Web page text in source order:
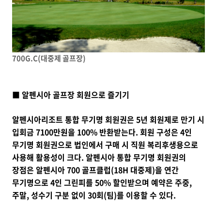
700G.C(대중제 골프장)
■ 알펜시아 골프장 회원으로 즐기기
알펜시아리조트 통합 무기명 회원권은 5년 회원제로 만기 시
입회금 7100만원을 100% 반환받는다. 회원 구성은 4인
무기명 회원권으로 법인에서 구매 시 직원 복리후생용으로
사용해 활용성이 크다. 알펜시아 통합 무기명 회원권의
장점은 알펜시아 700 골프클럽(18H 대중제)을 연간
무기명으로 4인 그린피를 50% 할인받으며 예약은 주중,
주말, 성수기 구분 없이 30회(팀)를 이용할 수 있다.